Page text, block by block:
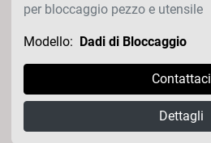
per bloccaggio pezzo e utensile
Modello: Dadi di Bloccaggio
Contattaci
Dettagli